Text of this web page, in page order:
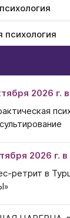
психология
2026 г.
2026 г. в
ретрит в